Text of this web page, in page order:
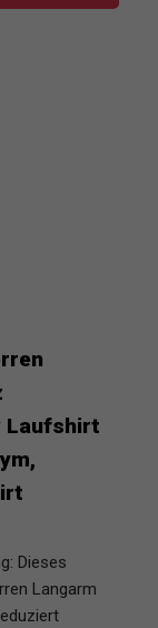
Laufshirt
Dieses
Langarm